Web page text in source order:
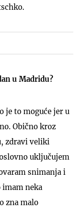
u Madridu?
je to moguće jer u
Obično kroz
zdravi veliki
uključujem
snimanja i
imam neka
zna malo